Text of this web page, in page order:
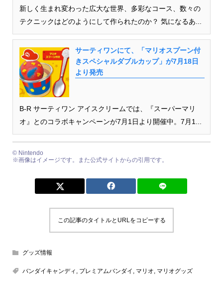
新しく生まれ変わった広大な世界、多彩なコース、数々の
テクニックはどのようにして作られたのか？ 気になるあ...
サーティワンにて、「マリオスプーン付
きスペシャルダブルカップ」が7月18日
より発売
B‐R サーティワン アイスクリームでは、『スーパーマリ
オ』とのコラボキャンペーンが7月1日より開催中。7月1...
©︎ Nintendo
※画像はイメージです。また公式サイトからの引用です。
この記事のタイトルとURLをコピーする
グッズ情報
バンダイキャンディ プレミアムバンダイ マリオ マリオグッズ